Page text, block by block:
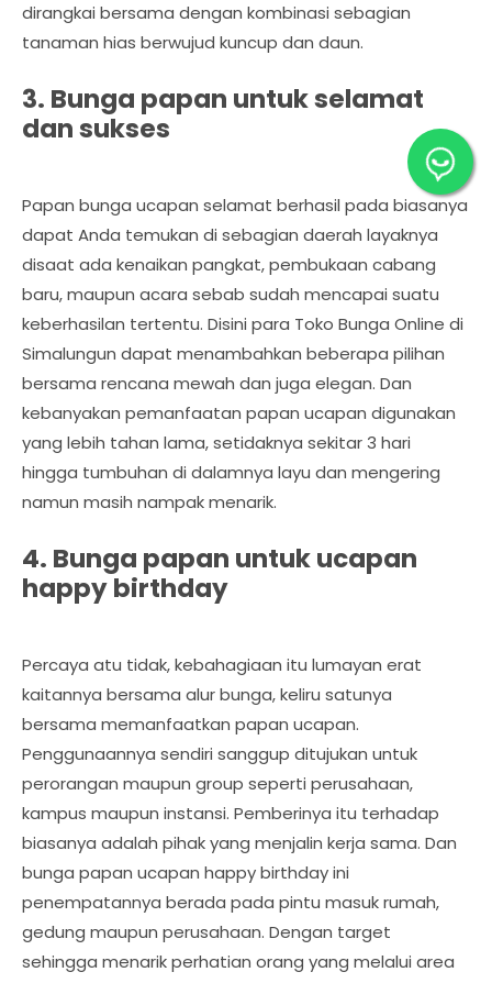
dirangkai bersama dengan kombinasi sebagian
tanaman hias berwujud kuncup dan daun.
3. Bunga papan untuk selamat
dan sukses
Papan bunga ucapan selamat berhasil pada biasanya
dapat Anda temukan di sebagian daerah layaknya
disaat ada kenaikan pangkat, pembukaan cabang
baru, maupun acara sebab sudah mencapai suatu
keberhasilan tertentu. Disini para Toko Bunga Online di
Simalungun dapat menambahkan beberapa pilihan
bersama rencana mewah dan juga elegan. Dan
kebanyakan pemanfaatan papan ucapan digunakan
yang lebih tahan lama, setidaknya sekitar 3 hari
hingga tumbuhan di dalamnya layu dan mengering
namun masih nampak menarik.
4. Bunga papan untuk ucapan
happy birthday
Percaya atu tidak, kebahagiaan itu lumayan erat
kaitannya bersama alur bunga, keliru satunya
bersama memanfaatkan papan ucapan.
Penggunaannya sendiri sanggup ditujukan untuk
perorangan maupun group seperti perusahaan,
kampus maupun instansi. Pemberinya itu terhadap
biasanya adalah pihak yang menjalin kerja sama. Dan
bunga papan ucapan happy birthday ini
penempatannya berada pada pintu masuk rumah,
gedung maupun perusahaan. Dengan target
sehingga menarik perhatian orang yang melalui area